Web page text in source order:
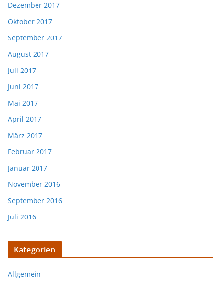
Dezember 2017
Oktober 2017
September 2017
August 2017
Juli 2017
Juni 2017
Mai 2017
April 2017
März 2017
Februar 2017
Januar 2017
November 2016
September 2016
Juli 2016
Kategorien
Allgemein